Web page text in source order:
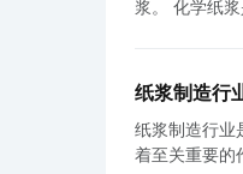
应增加，这对于纸浆制造行
新和环保生产
业的出口主要
为中国纸浆制
等发达国家的市场，努力提高出
场地位。通过
时，通过出口
浆。 化学纸浆是通过将树木等植物原料经过化学处理后制成的纸浆，它具有较高的质量和强度，广泛应用于高端纸张制造，如书
工艺以减少对环境的影响。 相比之下，机械纸浆是通过物理加
产成本较低，
生意识的提高，
然面临一些挑
纸浆制造行
纸浆制造行业
着至关重要的作